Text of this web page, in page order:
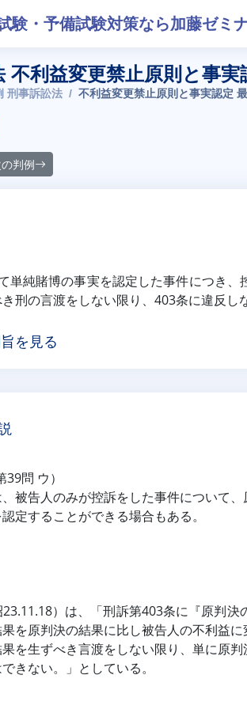
験・予備試験対策なら加藤ゼミ
不利益変更禁止原則と事実
刑事訴訟法 不利益変更禁止原則と事実認定
判例
単純賭博の事実を認定した事件につき
刑の言渡をしない限り、403条に違反しな
を見る
39問 ウ）
被告人のみが控訴をした事件について
定することができる場合もある。
）は、「刑訴第403条に『原判
を原判決の結果に比し被告人の不利益
を生ずべき言渡をしない限り、単に原
きない。」としている。